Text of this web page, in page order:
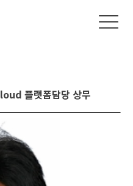
플랫폼담당 상무